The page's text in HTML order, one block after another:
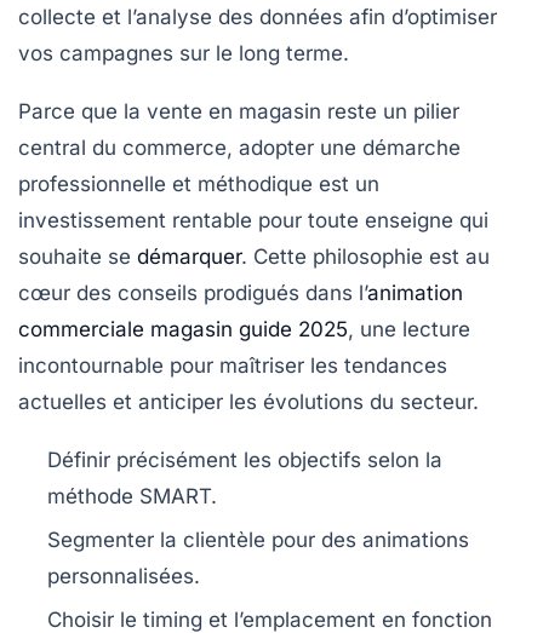
collecte et l’analyse des données afin d’optimiser
vos campagnes sur le long terme.
Parce que la vente en magasin reste un pilier
central du commerce, adopter une démarche
professionnelle et méthodique est un
investissement rentable pour toute enseigne qui
souhaite se démarquer. Cette philosophie est au
cœur des conseils prodigués dans l’animation
commerciale magasin guide 2025, une lecture
incontournable pour maîtriser les tendances
actuelles et anticiper les évolutions du secteur.
Définir précisément les objectifs selon la
méthode SMART.
Segmenter la clientèle pour des animations
personnalisées.
Choisir le timing et l’emplacement en fonction